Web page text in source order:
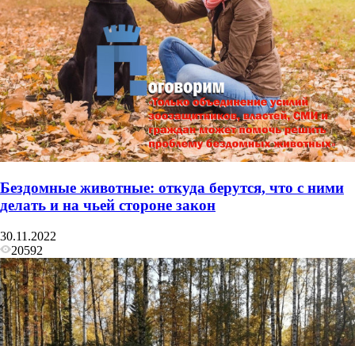
Бездомные животные: откуда берутся, что с ними
делать и на чьей стороне закон
30.11.2022
20592